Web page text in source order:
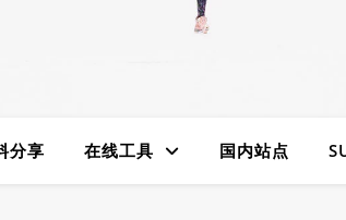
分享 在线工具 国内站点